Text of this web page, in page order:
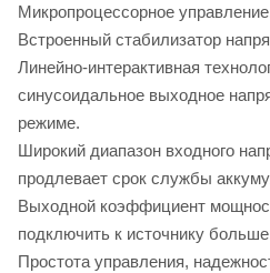
Микропроцессорное
Встроенный стабилизатор
Линейно-интерактивная
синусоидальное выходное
режиме.
Широкий диапазон входного
продлевает срок службы
Выходной коэффициент
подключить к источнику
Простота управления,